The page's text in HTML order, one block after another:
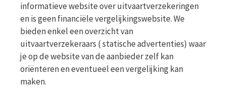
informatieve website over uitvaartverzekeringen
en is geen financiële vergelijkingswebsite. We
bieden enkel een overzicht van
uitvaartverzekeraars ( statische advertenties) waar
je op de website van de aanbieder zelf kan
oriënteren en eventueel een vergelijking kan
maken.